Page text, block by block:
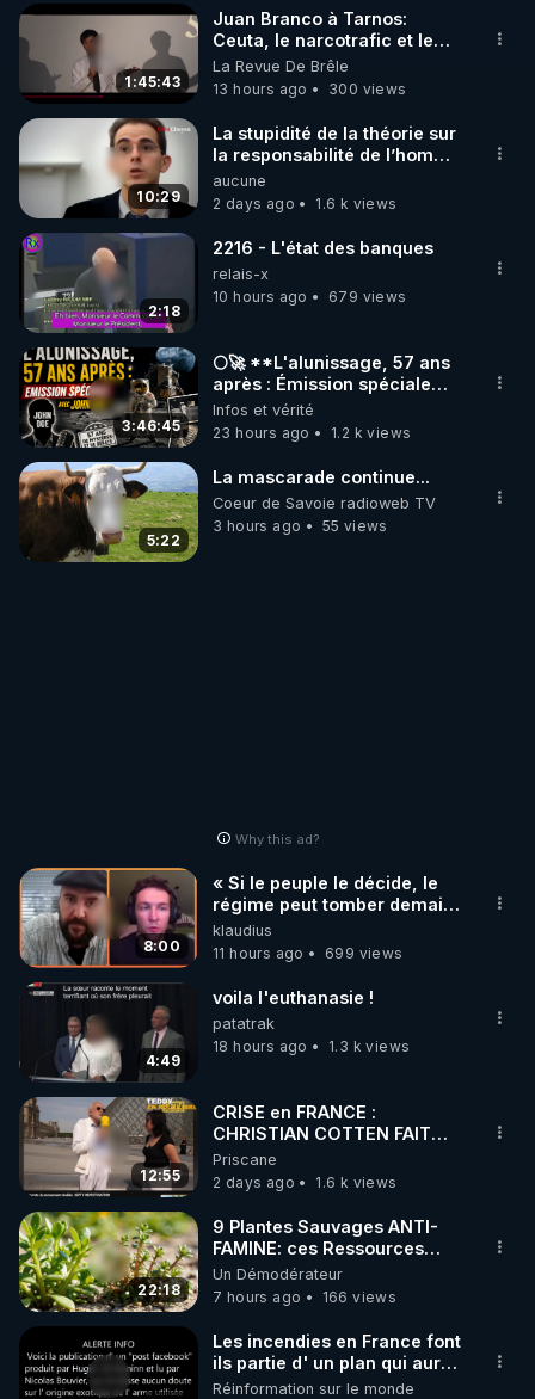
▶ 30 jours gratuit sur l’application de méditation et
de bien-être ENVOL :
Rendez-vous sur https://www.envol.app/code
le code : REGENERE
1:45:43
Juan Branco à Tarnos:
Ceuta, le narcotrafic et le
pouvoir en France
La Revue De Brêle
13 hours ago
300 views
10:29
La stupidité de la théorie sur
la responsabilité de l’homme
concernant le dioxyde de
carbone.
aucune
2 days ago
1.6 k views
2:18
2216 - L'état des banques
relais-x
10 hours ago
679 views
3:46:45
🌕🚀 **L'alunissage, 57 ans
après : Émission spéciale
avec John Doe !** 👨 🚀✨
Infos et vérité
23 hours ago
1.2 k views
5:22
La mascarade continue...
Coeur de Savoie radioweb TV
3 hours ago
55 views
Why this ad?
8:00
« Si le peuple le décide, le
régime peut tomber demain !
»
klaudius
11 hours ago
699 views
4:49
voila l'euthanasie !
patatrak
18 hours ago
1.3 k views
12:55
CRISE en FRANCE :
CHRISTIAN COTTEN FAIT
une étrange découverte
Priscane
2 days ago
1.6 k views
22:18
9 Plantes Sauvages ANTI-
FAMINE: ces Ressources
JARDIN&des Haies
Un Démodérateur
7 hours ago
166 views
Les incendies en France font
ils partie d' un plan qui aurait
débuté le 11 septembre 2001
Réinformation sur le monde